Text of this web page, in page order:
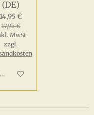
(DE)
14,95 €
17,95 €
MwSt
zzgl.
den Warenkorb